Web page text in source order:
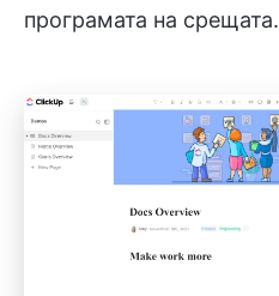
програмата на срещата.